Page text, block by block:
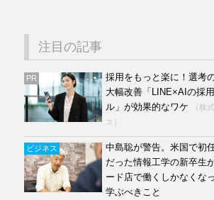
注目の記事
PR
採用をもっと楽に！選考
大幅改善「LINE×AIの採
ル」が効果的なワケ
（株
ス）
ビジネス
中島聡が警告。米国で初
だった情報工学の新卒生
ード店で働くしかなくな
学ぶべきこと